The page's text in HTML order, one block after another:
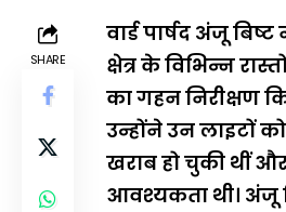
SHARE
वार्ड पार्षद अंजू
क्षेत्र के विभिन्न
का गहन निरीक्षण
उन्होंने उन लाइटों
खराब हो चुकी थीं
आवश्यकता थी। अंजू